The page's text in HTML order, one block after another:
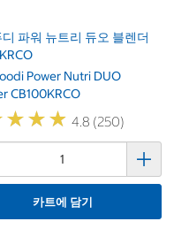
파워 뉴트리 듀오 블렌더
Power Nutri DUO
CB100KRCO
★★★
★★★ 4.8 (250)
카트에 담기